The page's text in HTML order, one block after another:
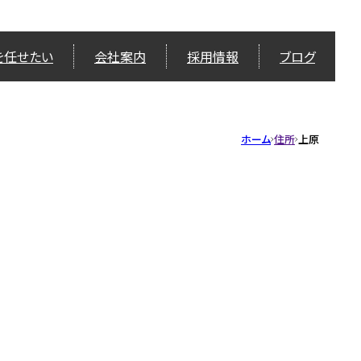
せたい 会社案内 採用情報 ブログ
ホーム 住所 上原